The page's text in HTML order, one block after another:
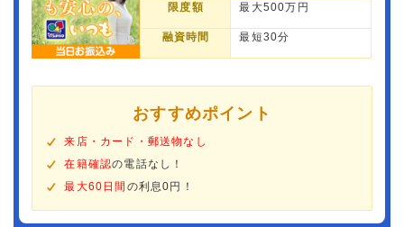
限度額 最大500万円
融資時間 最短30分
おすすめポイント
来店・カード・郵送物なし
在籍確認の電話なし！
最大60日間 の利息0円！